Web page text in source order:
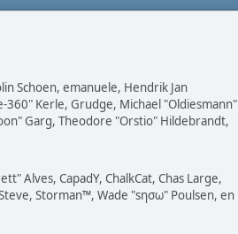
Schoen, emanuele, Hendrik Jan
360" Kerle, Grudge, Michael "Oldiesmann"
Garg, Theodore "Orstio" Hildebrandt,
Alves, CapadY, ChalkCat, Chas Large,
Storman™, Wade "sησω" Poulsen, en